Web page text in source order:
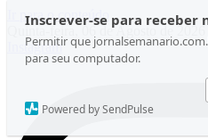
Inscrever-se para receber
Permitir que
para seu computador.
Powered by SendPulse
Ir para o conteúdo
Quinta-feira, 06 de Agosto de 2026
Instagram